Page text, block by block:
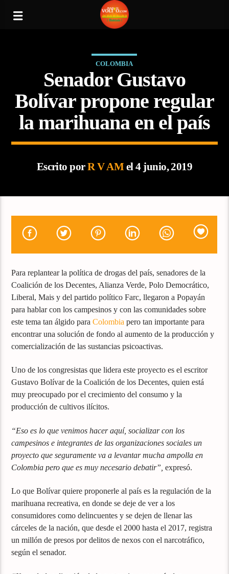
COLOMBIA
Senador Gustavo
Bolívar propone regular
la marihuana en el país
Escrito porR V AMel 4 junio, 2019
Para replantear la política de drogas del país, senadores de la
Coalición de los Decentes, Alianza Verde, Polo Democrático,
Liberal, Mais y del partido político Farc, llegaron a Popayán
para hablar con los campesinos y con las comunidades sobre
este tema tan álgido paraColombia pero tan importante para
encontrar una solución de fondo al aumento de la producción y
comercialización de las sustancias psicoactivas.
Uno de los congresistas que lidera este proyecto es el escritor
Gustavo Bolívar de la Coalición de los Decentes, quien está
muy preocupado por el crecimiento del consumo y la
producción de cultivos ilícitos.
“Eso es lo que venimos hacer aquí, socializar con los
campesinos e integrantes de las organizaciones sociales un
proyecto que seguramente va a levantar mucha ampolla en
Colombia pero que es muy necesario debatir”, expresó.
Lo que Bolívar quiere proponerle al país es la regulación de la
marihuana recreativa, en donde se deje de ver a los
consumidores como delincuentes y se dejen de llenar las
cárceles de la nación, que desde el 2000 hasta el 2017, registra
un millón de presos por delitos de nexos con el narcotráfico,
según el senador.